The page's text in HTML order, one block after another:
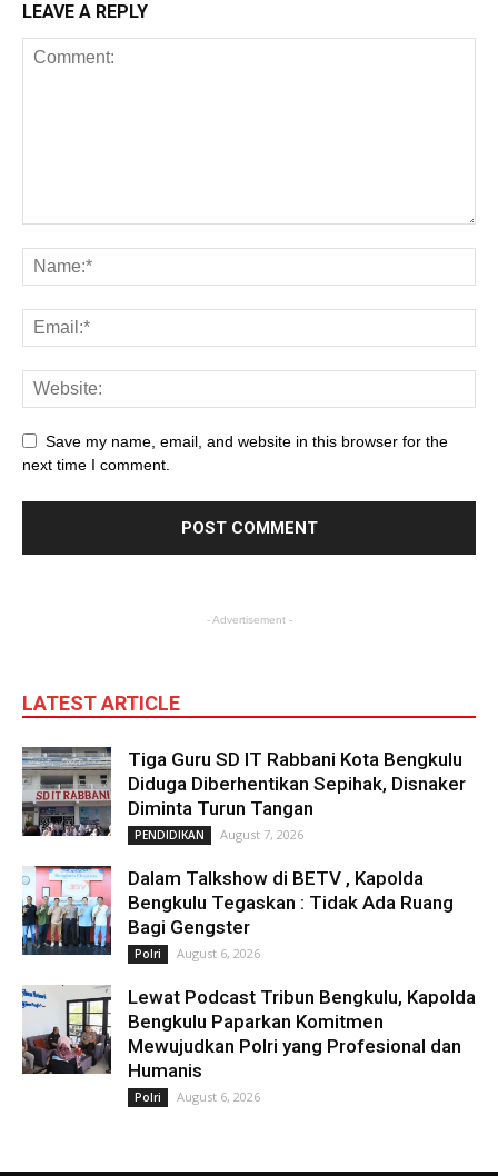
LEAVE A REPLY
Save my name, email, and website in this browser for the
next time I comment.
- Advertisement -
LATEST ARTICLE
Tiga Guru SD IT Rabbani Kota Bengkulu
Diduga Diberhentikan Sepihak, Disnaker
Diminta Turun Tangan
PENDIDIKAN August 7, 2026
Dalam Talkshow di BETV , Kapolda
Bengkulu Tegaskan : Tidak Ada Ruang
Bagi Gengster
Polri August 6, 2026
Lewat Podcast Tribun Bengkulu, Kapolda
Bengkulu Paparkan Komitmen
Mewujudkan Polri yang Profesional dan
Humanis
Polri August 6, 2026